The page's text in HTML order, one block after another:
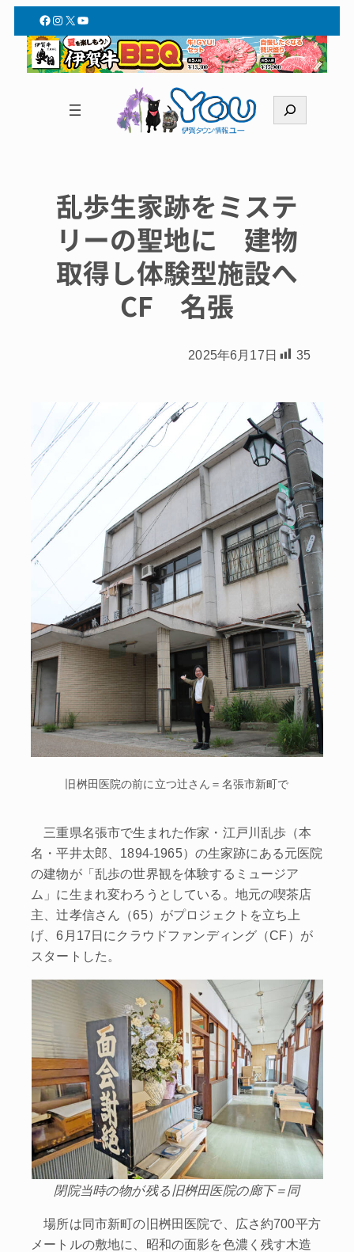
Facebook
Instagram
X YouTube
索
乱歩生家跡をミステ
リーの聖地に 建物
取得し体験型施設へ
CF 名張
2025年6月17日 35
旧桝田医院の前に立つ辻さん＝名張市新町で
三重県名張市で生まれた作家・江戸川乱歩（本
名・平井太郎、1894‐1965）の生家跡にある元医院
の建物が「乱歩の世界観を体験するミュージア
ム」に生まれ変わろうとしている。地元の喫茶店
主、辻孝信さん（65）がプロジェクトを立ち上
げ、6月17日にクラウドファンディング（CF）が
スタートした。
閉院当時の物が残る旧桝田医院の廊下＝同
場所は同市新町の旧桝田医院で、広さ約700平方
メートルの敷地に、昭和の面影を色濃く残す木造